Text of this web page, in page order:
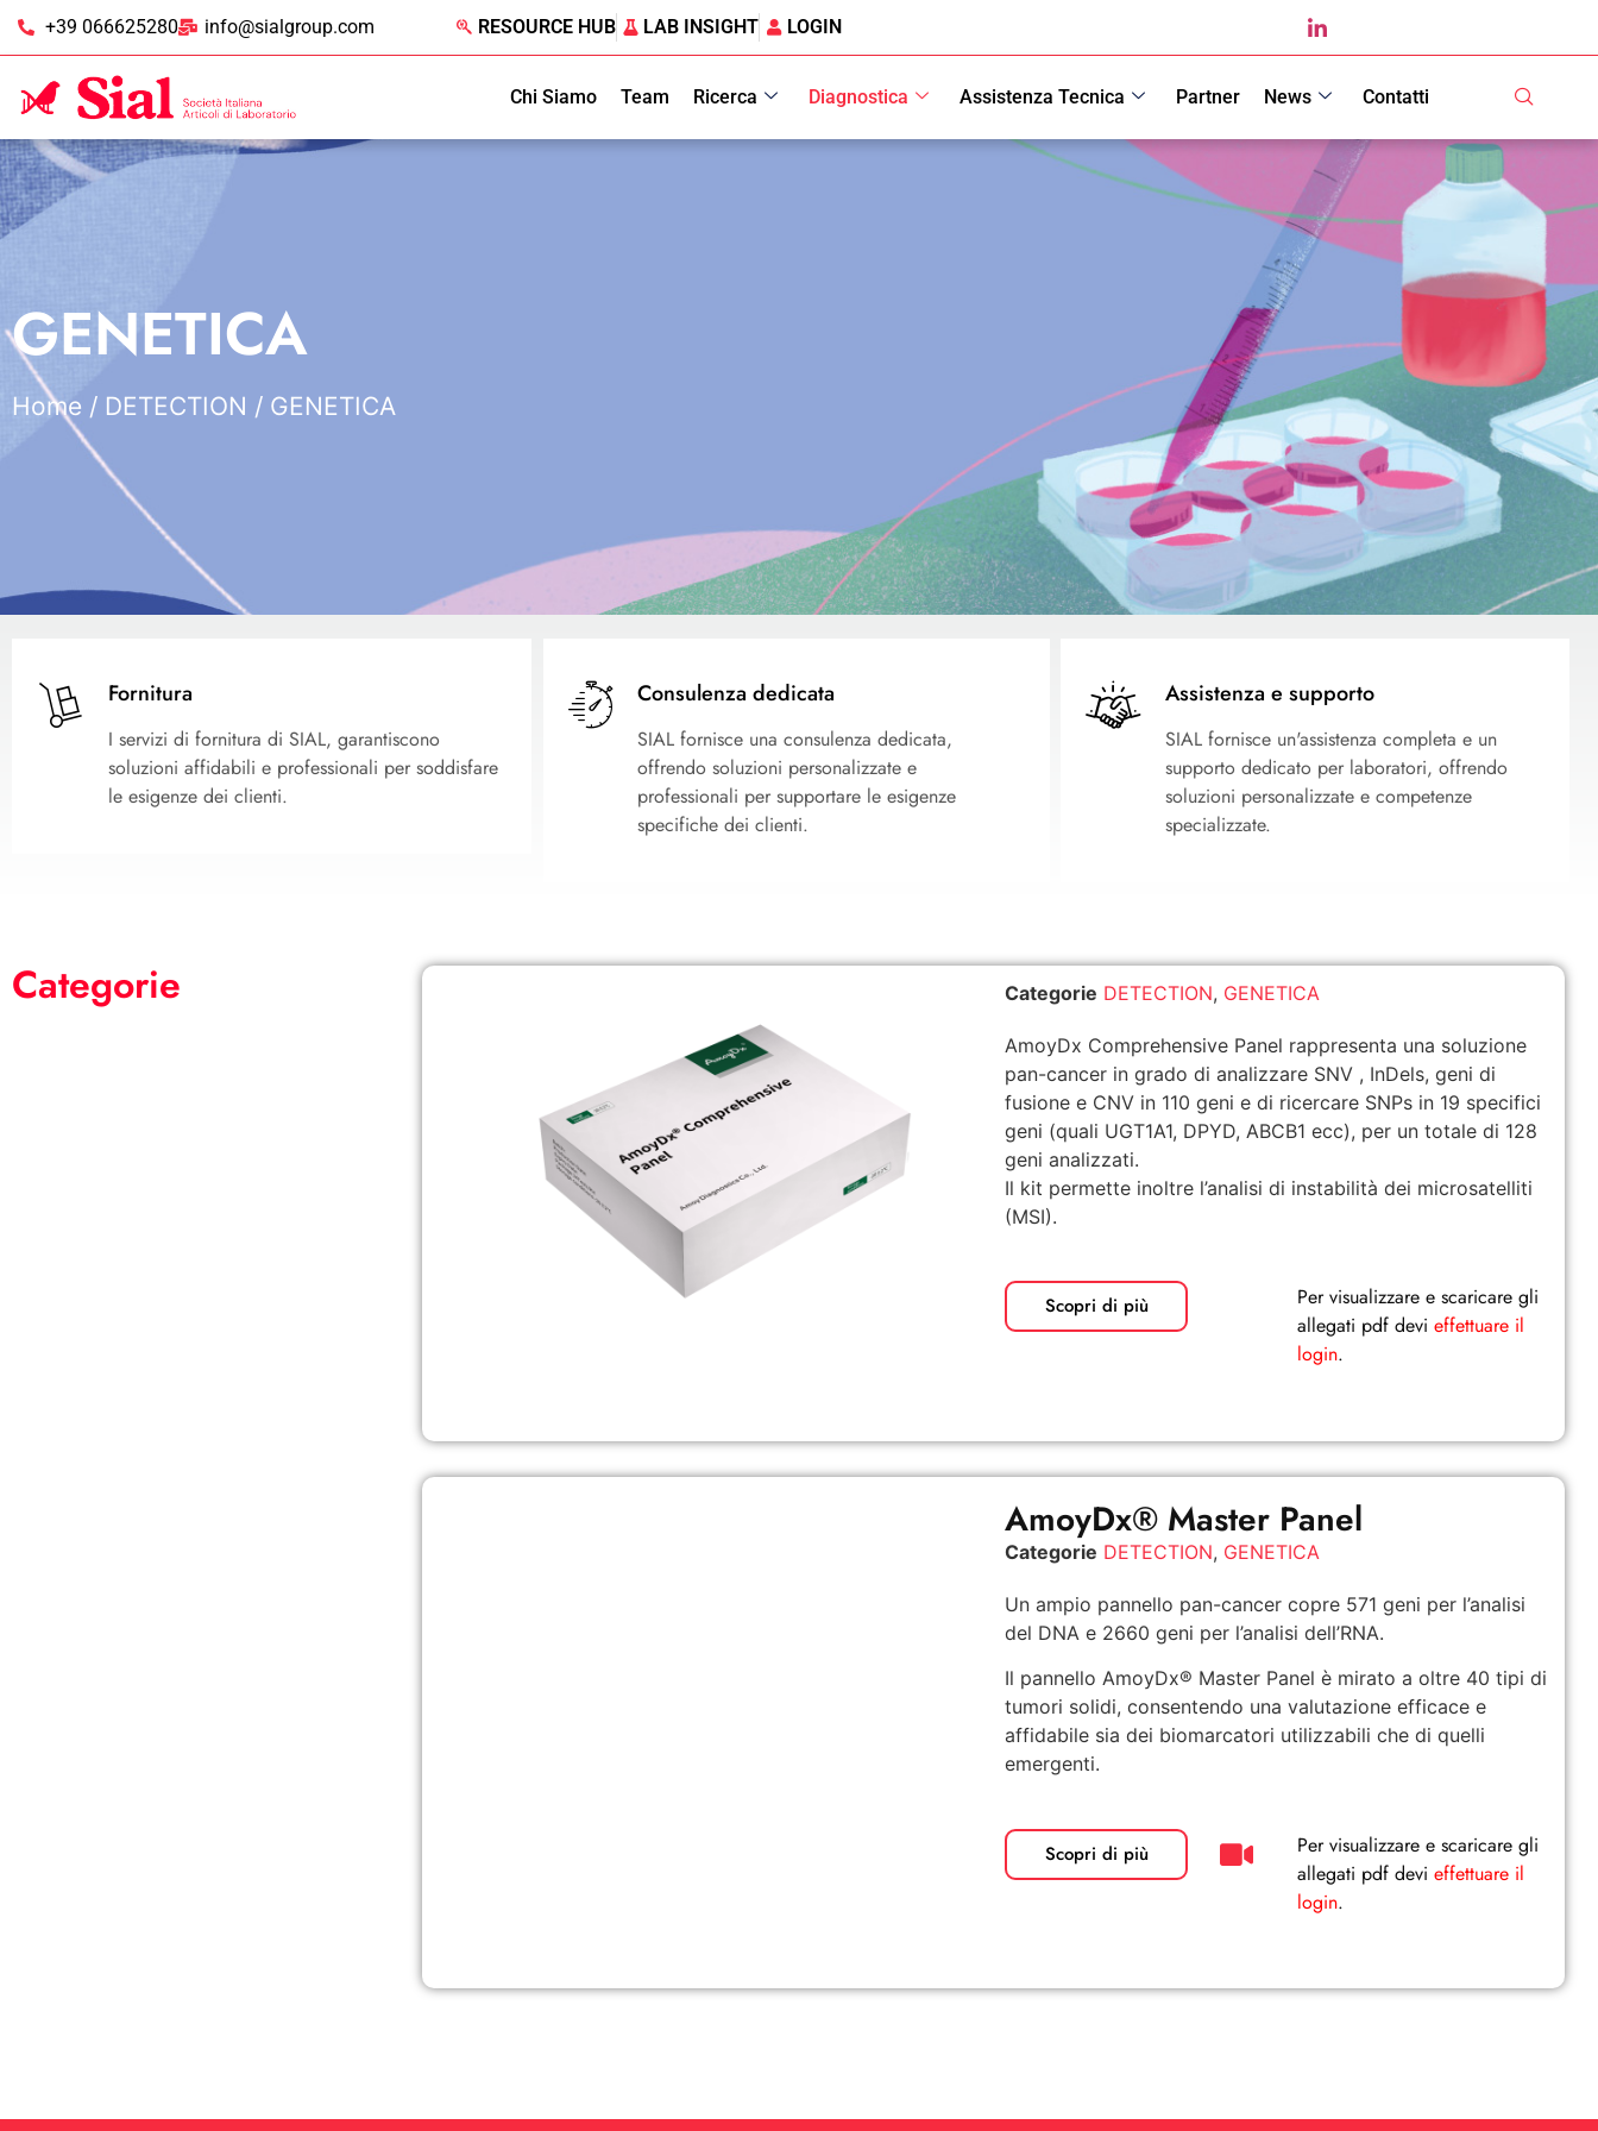
+39 066625280 info@sialgroup.com RESOURCE HUB LAB INSIGHT LOGIN
Chi Siamo Team Ricerca Diagnostica Assistenza Tecnica Partner News Contatti
GENETICA
Home / DETECTION / GENETICA
Fornitura
I servizi di fornitura di SIAL, garantiscono
soluzioni affidabili e professionali per soddisfare
le esigenze dei clienti.
Consulenza dedicata
SIAL fornisce una consulenza dedicata,
offrendo soluzioni personalizzate e
professionali per supportare le esigenze
specifiche dei clienti.
Assistenza e supporto
SIAL fornisce un'assistenza completa e un
supporto dedicato per laboratori, offrendo
soluzioni personalizzate e competenze
specializzate.
Categorie Categorie DETECTION, GENETICA
AmoyDx Comprehensive Panel rappresenta una soluzione
pan-cancer in grado di analizzare SNV , InDels, geni di
fusione e CNV in 110 geni e di ricercare SNPs in 19 specifici
geni (quali UGT1A1, DPYD, ABCB1 ecc), per un totale di 128
geni analizzati.
Il kit permette inoltre l’analisi di instabilità dei microsatelliti
(MSI).
Scopri di più
Per visualizzare e scaricare gli
allegati pdf devi effettuare il
login.
AmoyDx® Master Panel
Categorie DETECTION, GENETICA
Un ampio pannello pan-cancer copre 571 geni per l’analisi
del DNA e 2660 geni per l’analisi dell’RNA.
Il pannello AmoyDx® Master Panel è mirato a oltre 40 tipi di
tumori solidi, consentendo una valutazione efficace e
affidabile sia dei biomarcatori utilizzabili che di quelli
emergenti.
Scopri di più
Per visualizzare e scaricare gli
allegati pdf devi effettuare il
login.